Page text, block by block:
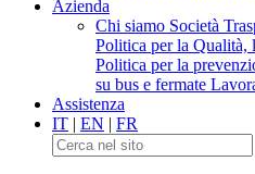
Azienda
Chi siamo Società
Politica per la Qualità,
Politica per la
su bus e fermate
Assistenza
IT | EN | FR